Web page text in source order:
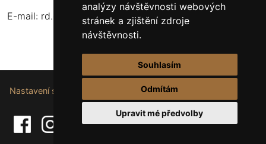
analýzy návštěvnosti webových
stránek a zjištění zdroje
návštěvnosti.
Souhlasím
Odmítám
Upravit mé předvolby
E-mail: rd.drevostavby@gmail.com
Nastavení souborů cookie.